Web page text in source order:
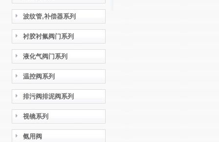
波纹管,补偿器系列
衬胶衬氟阀门系列
液化气阀门系列
温控阀系列
排污阀排泥阀系列
视镜系列
氨用阀